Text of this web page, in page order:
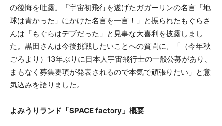
の後悔を吐露。「宇宙初飛行を遂げたガガーリンの名言「地
球は青かった」にかけた名言を一言！」と振られたもぐらさ
んは「もぐらはデブだった」と見事な大喜利を披露しまし
た。黒田さんは今後挑戦したいことへの質問に、「（今年秋
ごろより）13年ぶりに日本人宇宙飛行士の一般公募があり、
まもなく募集要項が発表されるので本気で頑張りたい」と意
気込みを語りました。
よみうりランド「SPACE factory」概要